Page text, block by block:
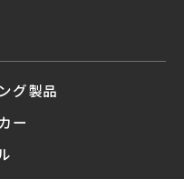
グ製品
ー